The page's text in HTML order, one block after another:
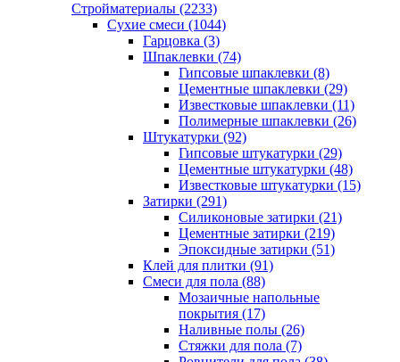
Стройматериалы (2233)
Сухие смеси (1044)
Гарцовка (3)
Шпаклевки (74)
Гипсовые шпаклевки (8)
Цементные шпаклевки (29)
Известковые шпаклевки (11)
Полимерные шпаклевки (26)
Штукатурки (92)
Гипсовые штукатурки (29)
Цементные штукатурки (48)
Известковые штукатурки (15)
Затирки (291)
Силиконовые затирки (21)
Цементные затирки (219)
Эпоксидные затирки (51)
Клей для плитки (91)
Смеси для пола (88)
Мозаичные напольные
покрытия (17)
Наливные полы (26)
Стяжки для пола (7)